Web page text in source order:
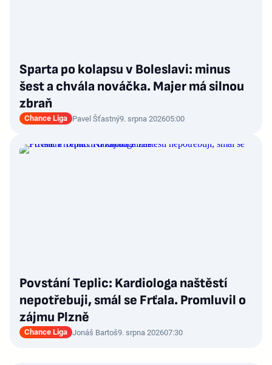
Sparta po kolapsu v Boleslavi: minus
šest a chvála nováčka. Majer má silnou
zbraň
Chance Liga Pavel Šťastný9. srpna 202605:00
Povstání Teplic: Kardiologa naštěstí
nepotřebuji, smál se Frťala. Promluvil o
zájmu Plzně
Chance Liga Jonáš Bartoš9. srpna 202607:30